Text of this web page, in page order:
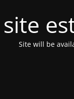
site
Site will be